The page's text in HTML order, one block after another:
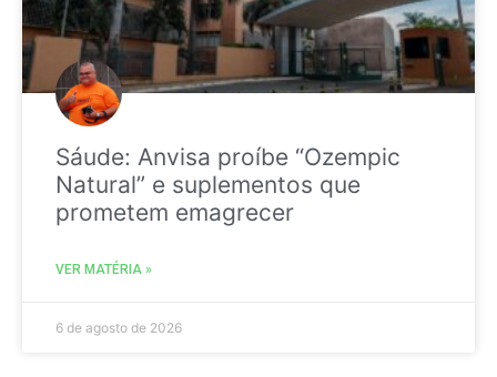
Sáude: Anvisa proíbe “Ozempic
Natural” e suplementos que
prometem emagrecer
VER MATÉRIA »
6 de agosto de 2026